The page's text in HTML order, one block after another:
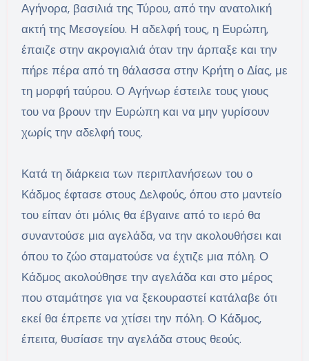
Αγήνορα, βασιλιά της Τύρου, από την ανατολική
ακτή της Μεσογείου. Η αδελφή τους, η Ευρώπη,
έπαιζε στην ακρογιαλιά όταν την άρπαξε και την
πήρε πέρα από τη θάλασσα στην Κρήτη ο Δίας, με
τη μορφή ταύρου. Ο Αγήνωρ έστειλε τους γιους
του να βρουν την Ευρώπη και να μην γυρίσουν
χωρίς την αδελφή τους.
Κατά τη διάρκεια των περιπλανήσεων του ο
Κάδμος έφτασε στους Δελφούς, όπου στο μαντείο
του είπαν ότι μόλις θα έβγαινε από το ιερό θα
συναντούσε μια αγελάδα, να την ακολουθήσει και
όπου το ζώο σταματούσε να έχτιζε μια πόλη. Ο
Κάδμος ακολούθησε την αγελάδα και στο μέρος
που σταμάτησε για να ξεκουραστεί κατάλαβε ότι
εκεί θα έπρεπε να χτίσει την πόλη. Ο Κάδμος,
έπειτα, θυσίασε την αγελάδα στους θεούς.